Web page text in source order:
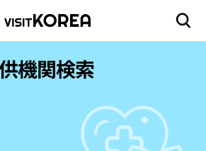
機関検索